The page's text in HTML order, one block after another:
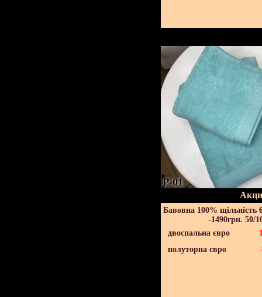
P-01
Бавовна 100% щільність
-1490грн. 50/
двоспальна євро
полуторна євро